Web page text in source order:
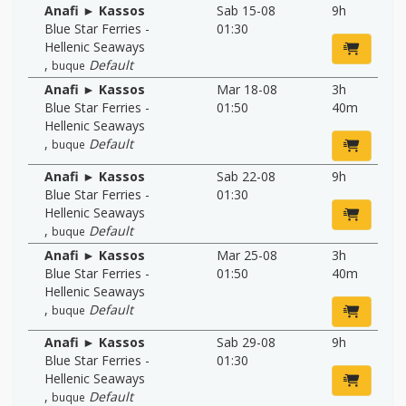
Anafi ► Kassos
Blue Star Ferries -
Hellenic Seaways
, buque Default
Sab 15-08
01:30
9h
Anafi ► Kassos
Blue Star Ferries -
Hellenic Seaways
, buque Default
Mar 18-08
01:50
3h
40m
Anafi ► Kassos
Blue Star Ferries -
Hellenic Seaways
, buque Default
Sab 22-08
01:30
9h
Anafi ► Kassos
Blue Star Ferries -
Hellenic Seaways
, buque Default
Mar 25-08
01:50
3h
40m
Anafi ► Kassos
Blue Star Ferries -
Hellenic Seaways
, buque Default
Sab 29-08
01:30
9h